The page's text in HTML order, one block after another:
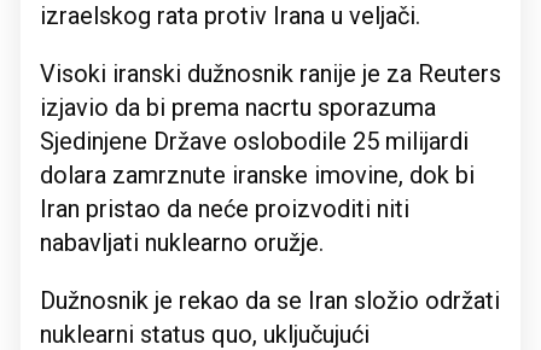
izraelskog rata protiv Irana u veljači.
Visoki iranski dužnosnik ranije je za Reuters
izjavio da bi prema nacrtu sporazuma
Sjedinjene Države oslobodile 25 milijardi
dolara zamrznute iranske imovine, dok bi
Iran pristao da neće proizvoditi niti
nabavljati nuklearno oružje.
Dužnosnik je rekao da se Iran složio održati
nuklearni status quo, uključujući